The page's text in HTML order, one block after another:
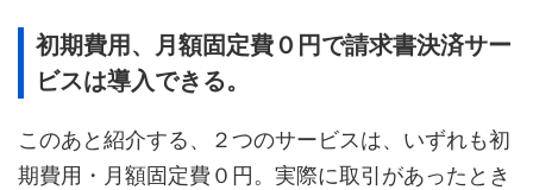
初期費用、月額固定費０円で請求書決済サー
ビスは導入できる。
このあと紹介する、２つのサービスは、いずれも初
期費用・月額固定費０円。実際に取引があったとき